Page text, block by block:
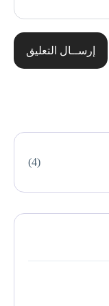
إرســال التعليق
(4)